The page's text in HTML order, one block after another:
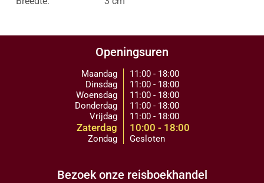
Openingsuren
Maandag
Dinsdag
Woensdag
Donderdag
Vrijdag
Zaterdag
Zondag
11:00 - 18:00
11:00 - 18:00
11:00 - 18:00
11:00 - 18:00
11:00 - 18:00
10:00 - 18:00
Gesloten
Bezoek onze reisboekhandel